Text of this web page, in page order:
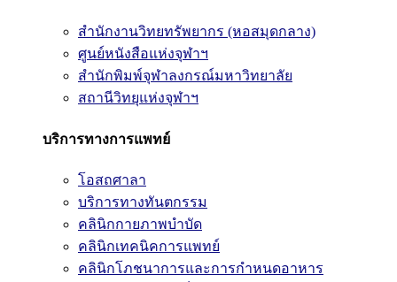
สำนักงานวิทยทรัพยากร (หอสมุดกลาง)
ศูนย์หนังสือแห่งจุฬาฯ
สำนักพิมพ์จุฬาลงกรณ์มหาวิทยาลัย
สถานีวิทยุแห่งจุฬาฯ
บริการทางการแพทย์
โอสถศาลา
บริการทางทันตกรรม
คลินิกกายภาพบำบัด
คลินิกเทคนิคการแพทย์
คลินิกโภชนาการและการกำหนดอาหาร